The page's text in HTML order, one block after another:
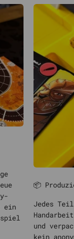
ein
📦
Jedes
und
kein